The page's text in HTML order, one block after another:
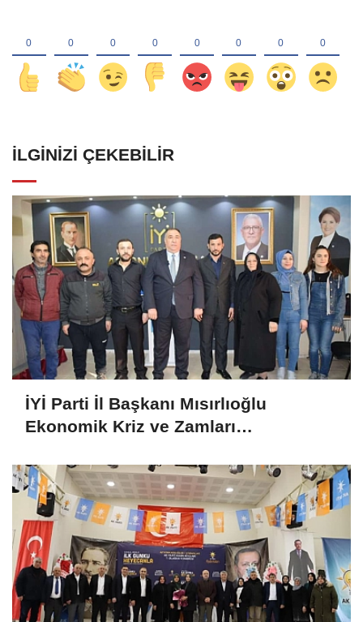
İLGINIZI ÇEKEBILIR
İYİ Parti İl Başkanı Mısırlıoğlu
Ekonomik Kriz ve Zamları